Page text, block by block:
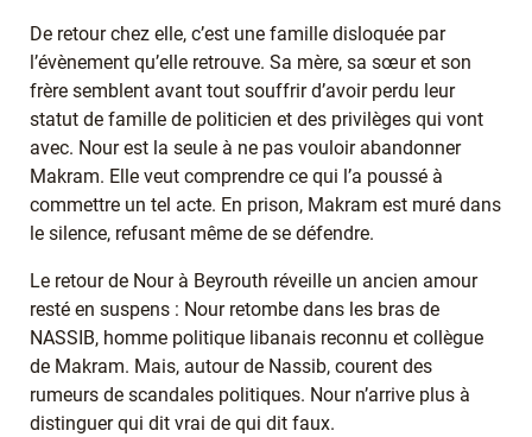
De retour chez elle, c’est une famille disloquée par
l’évènement qu’elle retrouve. Sa mère, sa sœur et son
frère semblent avant tout souffrir d’avoir perdu leur
statut de famille de politicien et des privilèges qui vont
avec. Nour est la seule à ne pas vouloir abandonner
Makram. Elle veut comprendre ce qui l’a poussé à
commettre un tel acte. En prison, Makram est muré dans
le silence, refusant même de se défendre.
Le retour de Nour à Beyrouth réveille un ancien amour
resté en suspens : Nour retombe dans les bras de
NASSIB, homme politique libanais reconnu et collègue
de Makram. Mais, autour de Nassib, courent des
rumeurs de scandales politiques. Nour n’arrive plus à
distinguer qui dit vrai de qui dit faux.